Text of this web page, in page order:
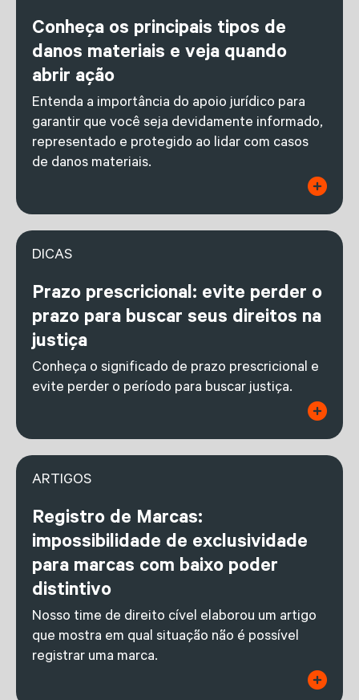
Conheça os principais tipos de
danos materiais e veja quando
abrir ação
Entenda a importância do apoio jurídico para
garantir que você seja devidamente informado,
representado e protegido ao lidar com casos
de danos materiais.
DICAS
Prazo prescricional: evite perder o
prazo para buscar seus direitos na
justiça
Conheça o significado de prazo prescricional e
evite perder o período para buscar justiça.
ARTIGOS
Registro de Marcas:
impossibilidade de exclusividade
para marcas com baixo poder
distintivo
Nosso time de direito cível elaborou um artigo
que mostra em qual situação não é possível
registrar uma marca.